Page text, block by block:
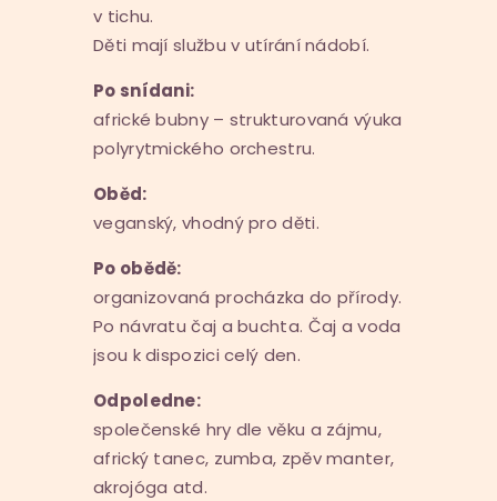
v tichu.
Děti mají službu v utírání nádobí.
Po snídani:
africké bubny – strukturovaná výuka
polyrytmického orchestru.
Oběd:
veganský, vhodný pro děti.
Po obědě:
organizovaná procházka do přírody.
Po návratu čaj a buchta. Čaj a voda
jsou k dispozici celý den.
Odpoledne:
společenské hry dle věku a zájmu,
africký tanec, zumba, zpěv manter,
akrojóga atd.